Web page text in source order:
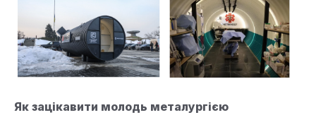
Як зацікавити молодь металургією